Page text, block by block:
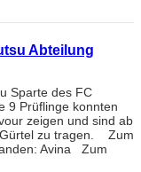
Abteilung
Sparte des FC
9 Prüflinge konnten
zeigen und sind ab
Gürtel zu tragen. Zum
Avina Zum